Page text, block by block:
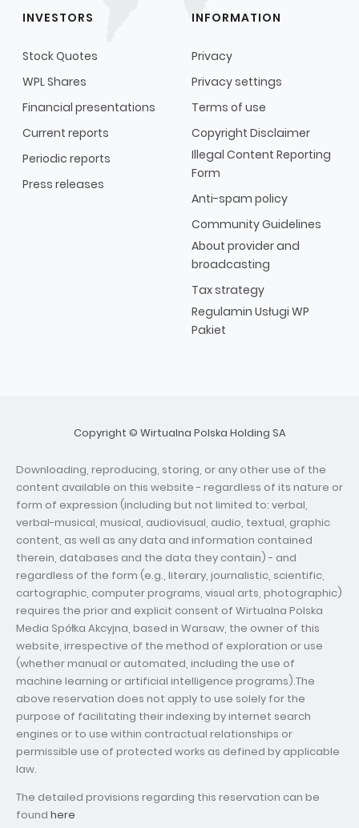
INVESTORS
Stock Quotes
WPL Shares
Financial presentations
Current reports
Periodic reports
Press releases
INFORMATION
Privacy
Privacy settings
Terms of use
Copyright Disclaimer
Illegal Content Reporting
Form
Anti-spam policy
Community Guidelines
About provider and
broadcasting
Tax strategy
Regulamin Usługi WP
Pakiet
Copyright © Wirtualna Polska Holding SA
Downloading, reproducing, storing, or any other use of the
content available on this website - regardless of its nature or
form of expression (including but not limited to: verbal,
verbal-musical, musical, audiovisual, audio, textual, graphic
content, as well as any data and information contained
therein, databases and the data they contain) - and
regardless of the form (e.g., literary, journalistic, scientific,
cartographic, computer programs, visual arts, photographic)
requires the prior and explicit consent of Wirtualna Polska
Media Spółka Akcyjna, based in Warsaw, the owner of this
website, irrespective of the method of exploration or use
(whether manual or automated, including the use of
machine learning or artificial intelligence programs).The
above reservation does not apply to use solely for the
purpose of facilitating their indexing by internet search
engines or to use within contractual relationships or
permissible use of protected works as defined by applicable
law.
The detailed provisions regarding this reservation can be
found here